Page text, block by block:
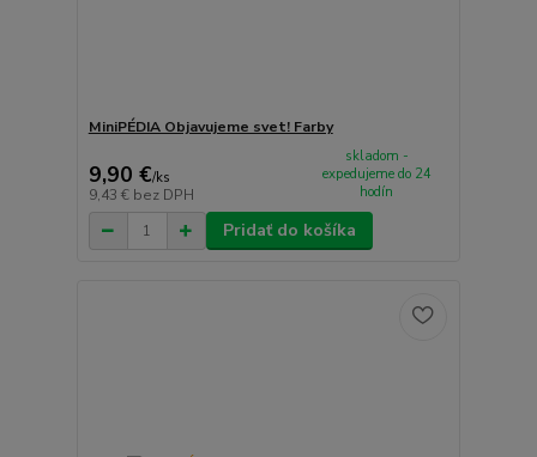
MiniPÉDIA Objavujeme svet! Farby
9,90 €/ks
9,43 € bez DPH
skladom -
expedujeme do 24
hodín
Pridať do košíka